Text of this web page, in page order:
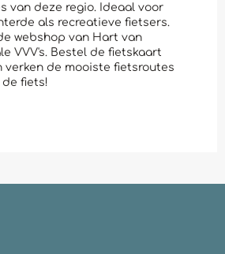
van deze regio. Ideaal voor
als recreatieve fietsers.
webshop van Hart van
VVV's. Bestel de fietskaart
verken de mooiste fietsroutes
fiets!